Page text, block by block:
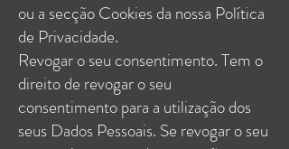
ou a secção Cookies da nossa Política
de Privacidade.
Revogar o seu consentimento. Tem o
direito de revogar o seu
consentimento para a utilização dos
seus Dados Pessoais. Se revogar o seu